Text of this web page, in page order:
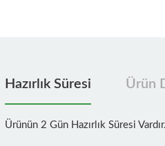
Hazırlık Süresi Ürün
Ürünün 2 Gün Hazırlık Süresi Vardır.